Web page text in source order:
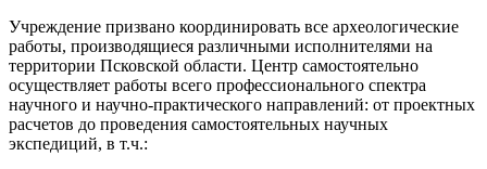
Учреждение призвано координировать все археологические
работы, производящиеся различными исполнителями на
территории Псковской области. Центр самостоятельно
осуществляет работы всего профессионального спектра
научного и научно-практического направлений: от проектных
расчетов до проведения самостоятельных научных
экспедиций, в т.ч.: